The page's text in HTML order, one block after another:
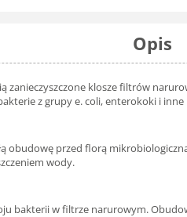
Opis
zanieczyszczone klosze filtrów
z grupy e. coli, enterokoki i inne
przed florą
wody.
bakterii w filtrze narurowym.